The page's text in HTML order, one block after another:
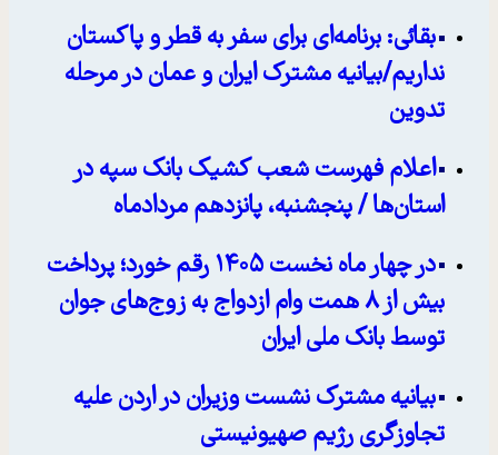
بقائی: برنامه‌ای برای سفر به قطر و پاکستان
نداریم/بیانیه مشترک ایران و عمان در مرحله
تدوین
اعلام فهرست شعب کشیک بانک سپه در
استان‌ها / پنجشنبه، پانزدهم مردادماه
در چهار ماه نخست ۱۴۰۵ رقم خورد؛ پرداخت
بیش از ۸ همت وام ازدواج به زوج‌های جوان
توسط بانک ملی ایران
بیانیه مشترک نشست وزیران در اردن علیه
تجاوزگری رژیم صهیونیستی